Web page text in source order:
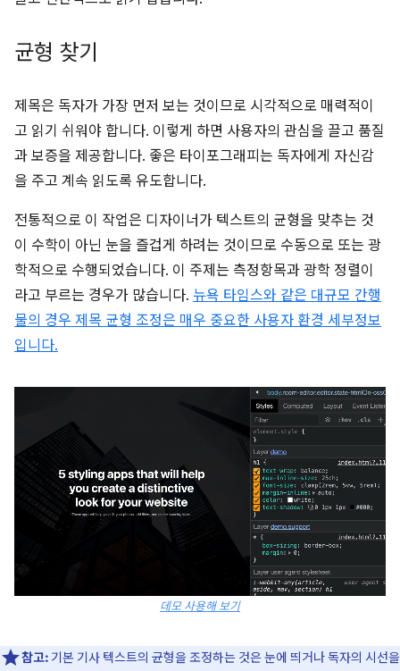
균형 찾기
제목은 독자가 가장 먼저 보는 것이므로 시각적으로 매력적이
고 읽기 쉬워야 합니다. 이렇게 하면 사용자의 관심을 끌고 품질
과 보증을 제공합니다. 좋은 타이포그래피는 독자에게 자신감
을 주고 계속 읽도록 유도합니다.
전통적으로 이 작업은 디자이너가 텍스트의 균형을 맞추는 것
이 수학이 아닌 눈을 즐겁게 하려는 것이므로 수동으로 또는 광
학적으로 수행되었습니다. 이 주제는 측정항목과 광학 정렬이
라고 부르는 경우가 많습니다. 뉴욕 타임스와 같은 대규모 간행
물의 경우 제목 균형 조정은 매우 중요한 사용자 환경 세부정보
입니다.
데모 사용해 보기
참고: 기본 기사 텍스트의 균형을 조정하는 것은 눈에 띄거나 독자의 시선을